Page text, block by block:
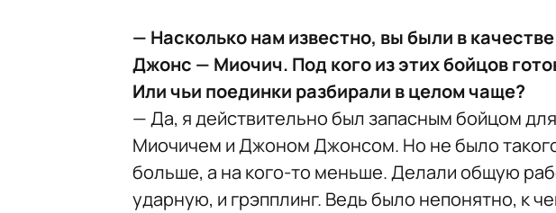
— Насколько нам известно, вы были в
Джонс — Миочич. Под кого из этих бойцов
Или чьи поединки разбирали в целом чаще?
— Да, я действительно был запасным бойцом
Миочичем и Джоном Джонсом. Но не было
больше, а на кого-то меньше. Делали общую
ударную, и грэпплинг. Ведь было непонятно, к